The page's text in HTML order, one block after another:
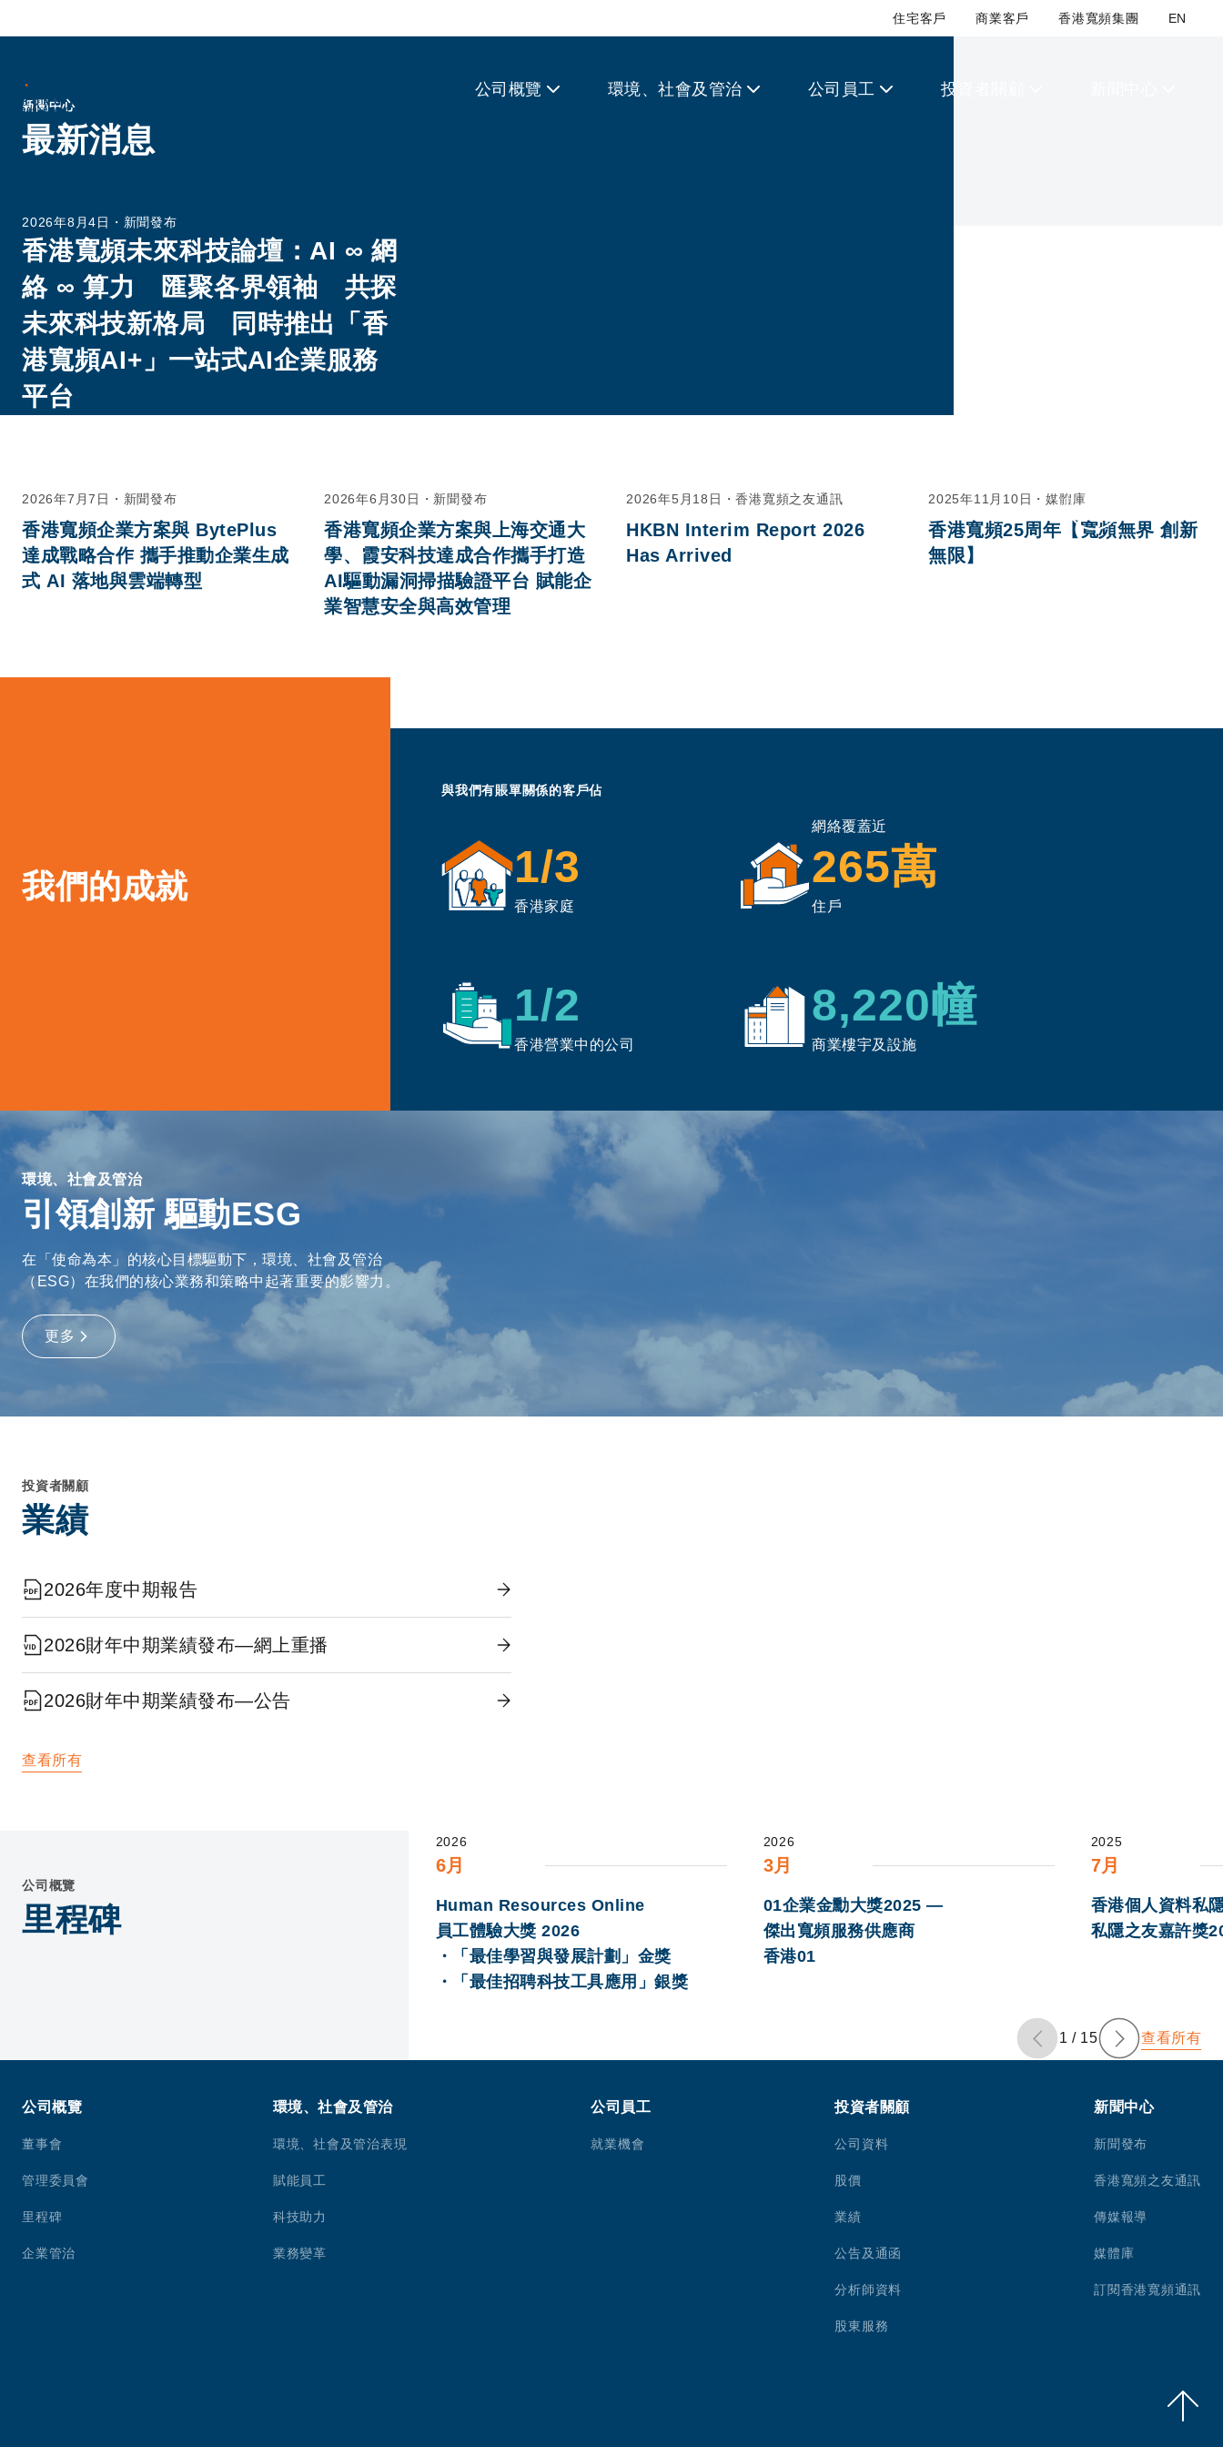
住宅客戶 商業客戶 香港寬頻集團 EN
公司概覽 環境、社會及管治 公司員工 投資者關顧
驅動企業革新
香港寬頻銳意推動革新，帶動社會進步。作為領先的電訊及科技方案供
應商，我們為企業及住宅客戶提供全面的優質解決方案。我們強大的網
絡基建及創新的解決方案為重塑現在和未來的社會奠定了基礎。
新聞中心
最新消息
2026年8月4日 ・ 新聞發布
香港寬頻未來科技論壇：AI ∞ 網
絡 ∞ 算力 匯聚各界領袖 共探
未來科技新格局 同時推出「香
港寬頻AI+」一站式AI企業服務
平台
2026年7月7日 ・ 新聞發布
香港寬頻企業方案與 BytePlus
達成戰略合作 攜手推動企業生成
式 AI 落地與雲端轉型
2026年6月30日 ・ 新聞發布
香港寬頻企業方案與上海交通大
學、霞安科技達成合作攜手打造
AI驅動漏洞掃描驗證平台 賦能企
業智慧安全與高效管理
2026年5月18日 ・香港寬頻之友通訊
HKBN Interim Report 2026
Has Arrived
2025年11月10日 ・ 媒體庫
香港寬頻25周年【寬頻無界 創新
無限】
我們的成就
與我們有賬單關係的客戶佔
1/3
香港家庭
網絡覆蓋近
265萬
住戶
1/2
香港營業中的公司
8,220幢
商業樓宇及設施
環境、社會及管治
引領創新 驅動ESG
在「使命為本」的核心目標驅動下，環境、社會及管治
（ESG）在我們的核心業務和策略中起著重要的影響力。
更多
投資者關顧
業績
2026年度中期報告
2026財年中期業績發布—網上重播
2026財年中期業績發布—公告
查看所有
公司概覽
里程碑
2026
6月
Human Resources Online
員工體驗大獎 2026
・「最佳學習與發展計劃」金獎
・「最佳招聘科技工具應用」銀獎
2026
3月
01企業金勳大獎2025 —
傑出寬頻服務供應商
香港01
2025
7月
香港個人資料私
私隱之友嘉許獎
1 / 15 查看所有
公司概覽
董事會
管理委員會
里程碑
企業管治
環境、社會及管治
環境、社會及管治表現
賦能員工
科技助力
業務變革
公司員工
就業機會
投資者關顧
公司資料
股價
業績
公告及通函
分析師資料
股東服務
新聞中心
新聞發布
香港寬頻之友通訊
傳媒報導
媒體庫
訂閱香港寬頻通訊